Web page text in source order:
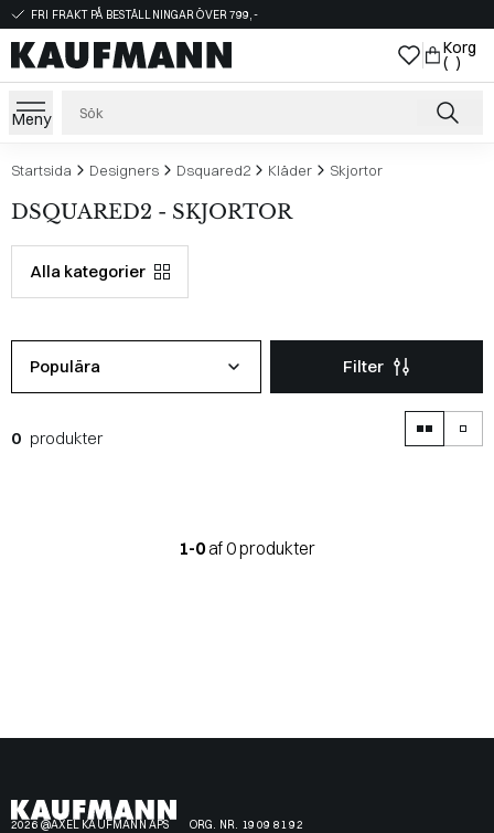
FRI FRAKT PÅ BESTÄLLNINGAR ÖVER 799,-
Korg
( )
Meny
Startsida Designers Dsquared2 Kläder Skjortor
DSQUARED2 - SKJORTOR
Alla kategorier
Populära Filter
0 produkter
1-0af 0 produkter
2026 @AXEL KAUFMANN APS ORG. NR. 19 09 81 92